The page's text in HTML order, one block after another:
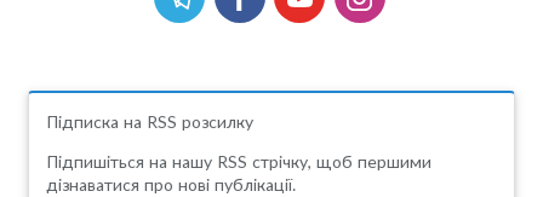
Підписка на RSS розсилку
Підпишіться на нашу RSS стрічку, щоб першими
дізнаватися про нові публікації.